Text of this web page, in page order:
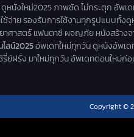
หนังใหม่2025 ภาพชัด ไม่กระตุก อัพเ
ช้จ่าย รองรับการใช้งานทุกรูปแบบทั้
ศาสตร์ แฟนตาซี ผจญภัย หนังสร้างจ
ลน์2025อัพเดทใหม่ทุกวัน ดูหนังอัพเด
รี่ย์ฝรั่ง มาใหม่ทุกวัน อัพเดทตอนใหม่ก่
Copyright ©